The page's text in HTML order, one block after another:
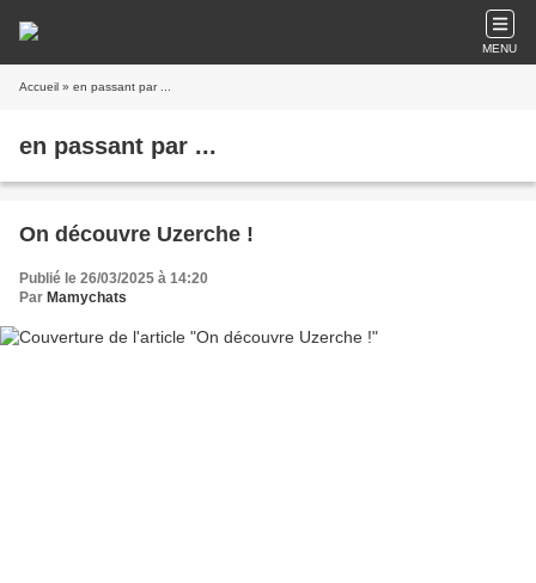
MENU
Accueil » en passant par ...
en passant par ...
On découvre Uzerche !
Publié le 26/03/2025 à 14:20
Par Mamychats